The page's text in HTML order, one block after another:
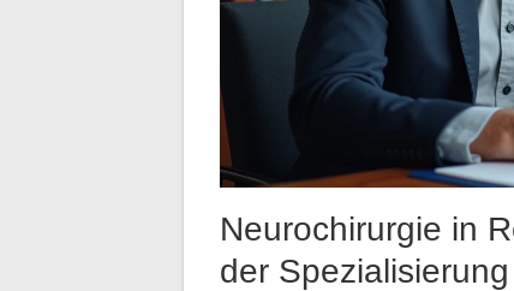
Neurochirurgie in
der Spezialisierung